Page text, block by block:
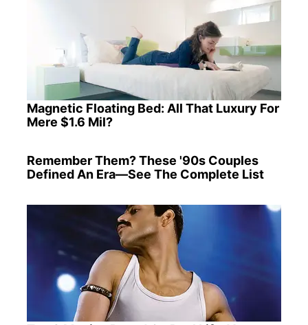
Magnetic Floating Bed: All That Luxury For
Mere $1.6 Mil?
Remember Them? These '90s Couples
Defined An Era—See The Complete List